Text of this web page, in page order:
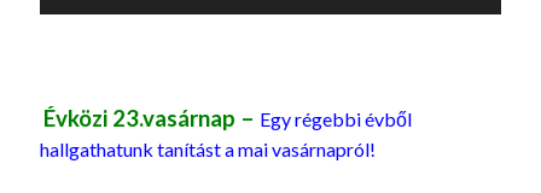
Évközi 23.vasárnap – Egy régebbi évből
hallgathatunk tanítást a mai vasárnapról!